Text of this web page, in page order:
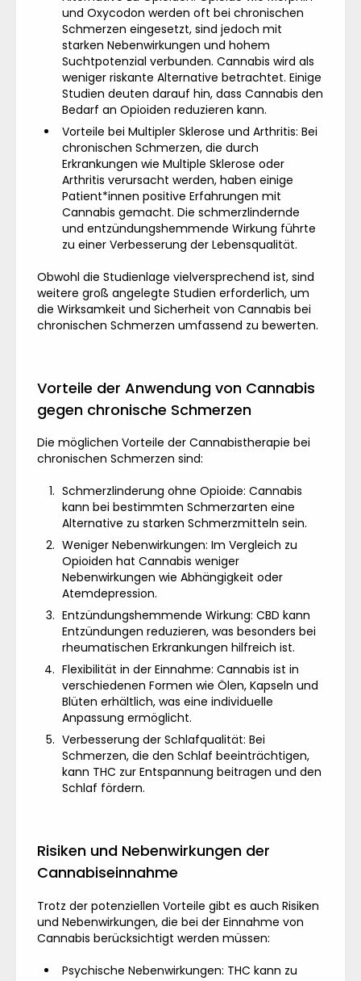
und Oxycodon werden oft bei chronischen
Schmerzen eingesetzt, sind jedoch mit
starken Nebenwirkungen und hohem
Suchtpotenzial verbunden. Cannabis wird als
weniger riskante Alternative betrachtet. Einige
Studien deuten darauf hin, dass Cannabis den
Bedarf an Opioiden reduzieren kann.
Vorteile bei Multipler Sklerose und Arthritis: Bei
chronischen Schmerzen, die durch
Erkrankungen wie Multiple Sklerose oder
Arthritis verursacht werden, haben einige
Patient*innen positive Erfahrungen mit
Cannabis gemacht. Die schmerzlindernde
und entzündungshemmende Wirkung führte
zu einer Verbesserung der Lebensqualität.
Obwohl die Studienlage vielversprechend ist, sind
weitere groß angelegte Studien erforderlich, um
die Wirksamkeit und Sicherheit von Cannabis bei
chronischen Schmerzen umfassend zu bewerten.
Vorteile der Anwendung von Cannabis
gegen chronische Schmerzen
Die möglichen Vorteile der Cannabistherapie bei
chronischen Schmerzen sind:
Schmerzlinderung ohne Opioide: Cannabis
kann bei bestimmten Schmerzarten eine
Alternative zu starken Schmerzmitteln sein.
Weniger Nebenwirkungen: Im Vergleich zu
Opioiden hat Cannabis weniger
Nebenwirkungen wie Abhängigkeit oder
Atemdepression.
Entzündungshemmende Wirkung: CBD kann
Entzündungen reduzieren, was besonders bei
rheumatischen Erkrankungen hilfreich ist.
Flexibilität in der Einnahme: Cannabis ist in
verschiedenen Formen wie Ölen, Kapseln und
Blüten erhältlich, was eine individuelle
Anpassung ermöglicht.
Verbesserung der Schlafqualität: Bei
Schmerzen, die den Schlaf beeinträchtigen,
kann THC zur Entspannung beitragen und den
Schlaf fördern.
Risiken und Nebenwirkungen der
Cannabiseinnahme
Trotz der potenziellen Vorteile gibt es auch Risiken
und Nebenwirkungen, die bei der Einnahme von
Cannabis berücksichtigt werden müssen:
Psychische Nebenwirkungen: THC kann zu